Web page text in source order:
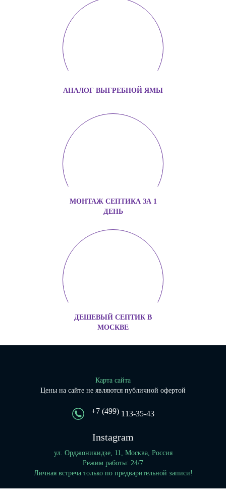
АНАЛОГ ВЫГРЕБНОЙ ЯМЫ
МОНТАЖ СЕПТИКА ЗА 1
ДЕНЬ
ДЕШЕВЫЙ СЕПТИК В
МОСКВЕ
Карта сайта
Цены на сайте не являются публичной офертой
+7 (499)113-35-43
Instagram
ул. Орджоникидзе, 11, Москва, Россия
Режим работы: 24/7
Личная встреча только по предварительной записи!